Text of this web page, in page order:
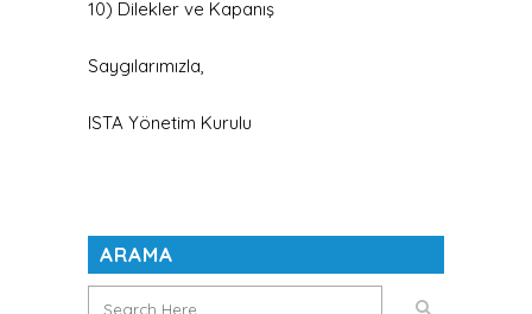
10) Dilekler ve Kapanış
Saygılarımızla,
ISTA Yönetim Kurulu
ARAMA